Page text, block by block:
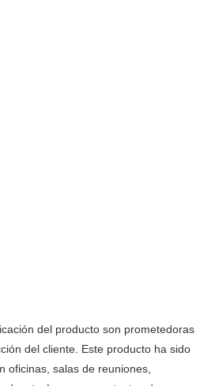
del producto son prometedoras
del cliente. Este producto ha sido
oficinas, salas de reuniones,